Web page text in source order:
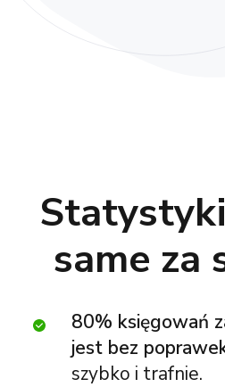
same za
80% księgowań
jest bez
szybko i trafnie.